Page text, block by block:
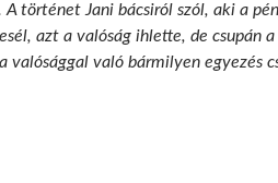
A történet Jani bácsiról szól, aki a
azt a valóság ihlette, de csupán
valósággal való bármilyen egyezés